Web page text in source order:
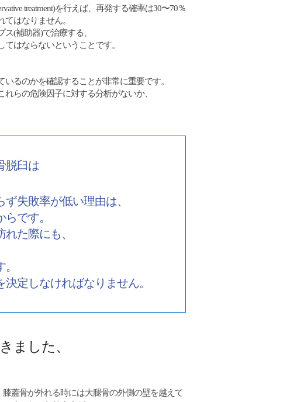
treatment)を行えば、再発する確率は30〜70％
はなりません。
(補助器)で治療する、
はならないということです。
るのかを確認することが非常に重要です。
らの危険因子に対する分析がないか、
脱臼は
失敗率が低い理由は、
です。
た際にも、
定しなければなりません。
ました、
膝蓋骨が外れる時には大腿骨の外側の壁を越えて